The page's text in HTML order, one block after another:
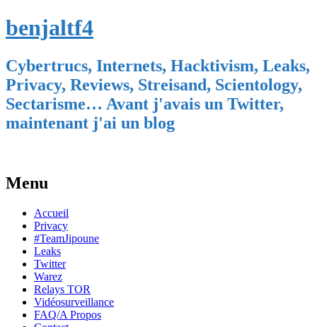
benjaltf4
Cybertrucs, Internets, Hacktivism, Leaks,
Privacy, Reviews, Streisand, Scientology,
Sectarisme… Avant j'avais un Twitter,
maintenant j'ai un blog
Menu
Skip
content
Accueil
Privacy
#TeamJipoune
Leaks
Twitter
Warez
Relays TOR
Vidéosurveillance
FAQ/A Propos